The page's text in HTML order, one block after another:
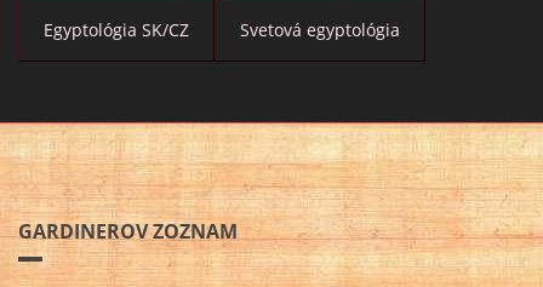
Egyptológia SK/CZ Svetová egyptológia
GARDINEROV ZOZNAM